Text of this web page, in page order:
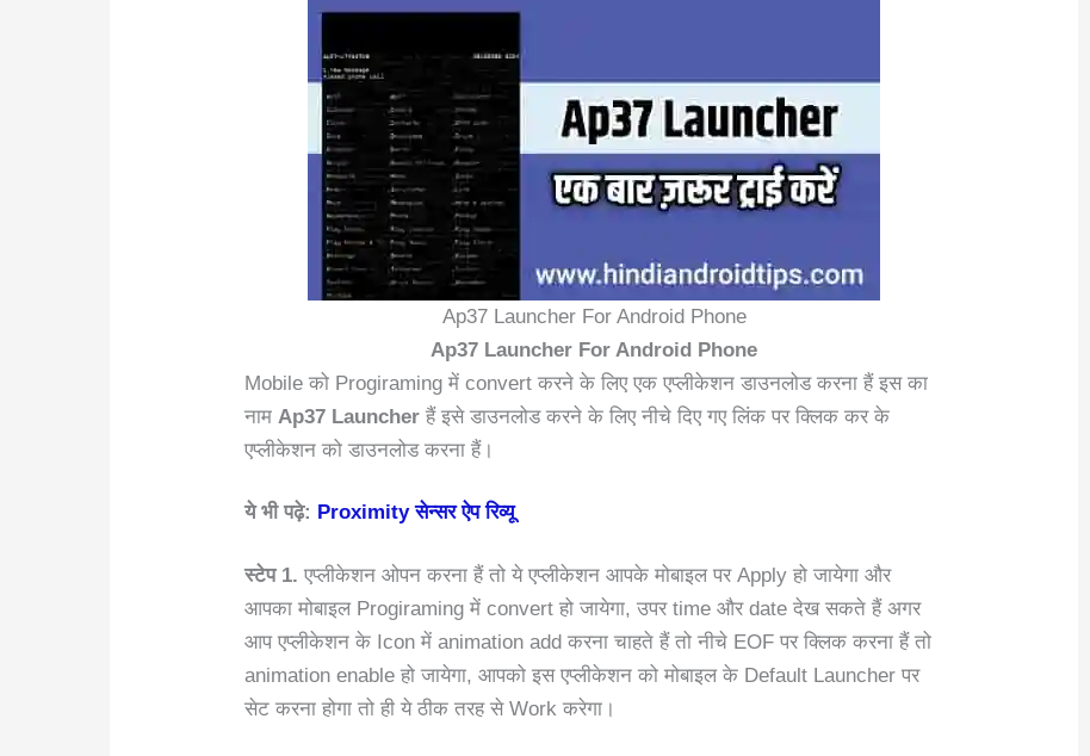
Ap37 Launcher For Android Phone
Ap37 Launcher For Android Phone
Mobile को Progiraming में convert करने के लिए एक एप्लीकेशन डाउनलोड करना हैं इस का
नाम Ap37 Launcher हैं इसे डाउनलोड करने के लिए नीचे दिए गए लिंक पर क्लिक कर के
एप्लीकेशन को डाउनलोड करना हैं।
ये भी पढ़े: Proximity सेन्सर ऐप रिव्यू
स्टेप 1. एप्लीकेशन ओपन करना हैं तो ये एप्लीकेशन आपके मोबाइल पर Apply हो जायेगा और
आपका मोबाइल Progiraming में convert हो जायेगा, उपर time और date देख सकते हैं अगर
आप एप्लीकेशन के Icon में animation add करना चाहते हैं तो नीचे EOF पर क्लिक करना हैं तो
animation enable हो जायेगा, आपको इस एप्लीकेशन को मोबाइल के Default Launcher पर
सेट करना होगा तो ही ये ठीक तरह से Work करेगा।